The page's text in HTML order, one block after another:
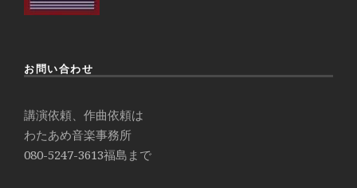
お問い合わせ
講演依頼、作曲依頼は
わたあめ音楽事務所
080-5247-3613福島まで